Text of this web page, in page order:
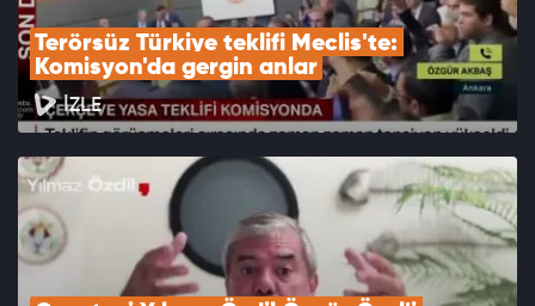
Terörsüz Türkiye teklifi Meclis'te:
Komisyon'da gergin anlar
İZLE